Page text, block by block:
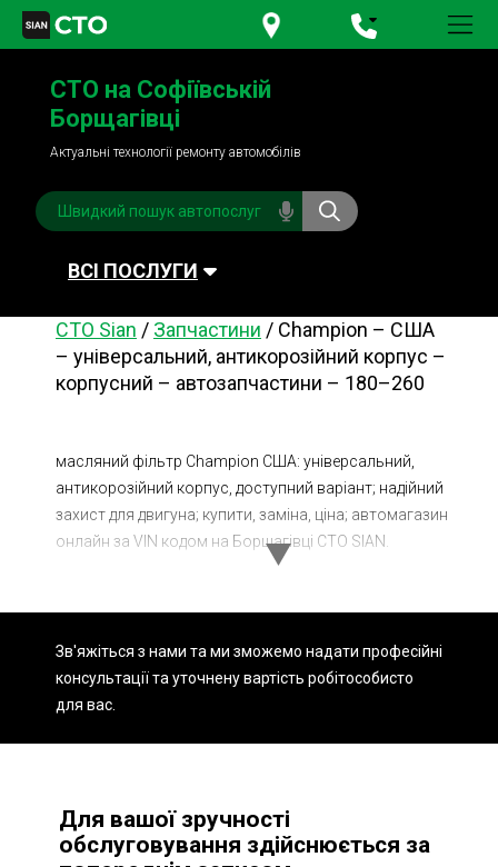
+380 95781-84-84
+380 98791-84-84
СТО на Софіївській
Борщагівці
Актуальні технології ремонту автомобілів
ВСІ ПОСЛУГИ
Автомийка Планове ТО
Паливна система Рульове керування
кондиціонера
Система охолодження
Діагностика
Ходова частина Зчеплення
Шиномонтаж
Запчастини Двигун
Гальмівна система Заміна Ременей
СТО Sian / Запчастини / Champion – США
– універсальний, антикорозійний корпус –
корпусний – автозапчастини – 180–260
Зв'яжіться з нами та ми зможемо надати професійні
консультації та уточнену вартість робітособисто
для вас.
масляний фільтр Champion США: універсальний,
антикорозійний корпус, доступний варіант; надійний
захист для двигуна; купити, заміна, ціна; автомагазин
онлайн за VIN кодом на Борщагівці СТО SIAN.
Для вашої зручності
обслуговування здійснюється за